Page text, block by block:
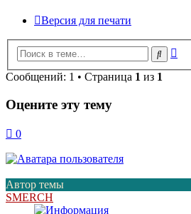
Версия для печати
Поиск
Сообщений: 1 • Страница 1 из 1
Оцените эту тему
0
Автор темы
SMERCH